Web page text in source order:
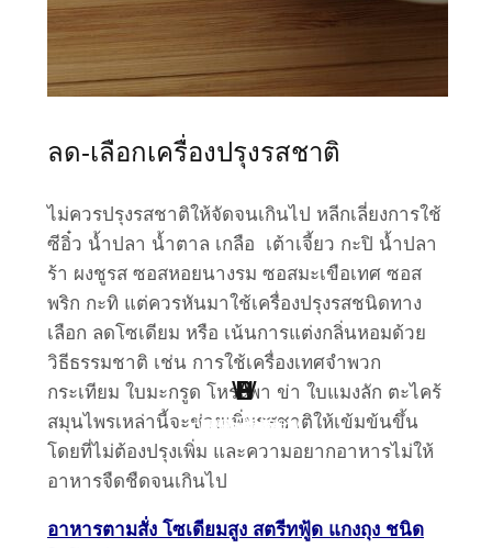
ลด-เลือกเครื่องปรุงรสชาติ
ไม่ควรปรุงรสชาติให้จัดจนเกินไป หลีกเลี่ยงการใช้
ซีอิ๋ว น้ำปลา น้ำตาล เกลือ เต้าเจี้ยว กะปิ น้ำปลา
ร้า ผงชูรส ซอสหอยนางรม ซอสมะเขือเทศ ซอส
พริก กะทิ แต่ควรหันมาใช้เครื่องปรุงรสชนิดทาง
เลือก ลดโซเดียม หรือ เน้นการแต่งกลิ่นหอมด้วย
วิธีธรรมชาติ เช่น การใช้เครื่องเทศจำพวก
กระเทียม ใบมะกรูด โหระพา ข่า ใบแมงลัก ตะไคร้
สมุนไพรเหล่านี้จะช่วยเพิ่มรสชาติให้เข้มข้นขึ้น
โดยที่ไม่ต้องปรุงเพิ่ม และความอยากอาหารไม่ให้
อาหารจืดชืดจนเกินไป
อาหารตามสั่ง โซเดียมสูง สตรีทฟู้ด แกงถุง ชนิด
H
Health
B
Business
S
Social
L
Living
P
Point Of View
W
Work Clinic